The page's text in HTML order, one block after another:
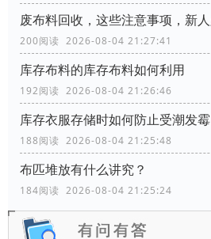
废布料回收，这些注意事项，新
200阅读 2026-08-04 21:27:41
库存布料的库存布料如何利用
192阅读 2026-08-04 21:26:46
库存衣服存储时如何防止受潮发霉
188阅读 2026-08-04 21:25:48
布匹堆放有什么讲究？
184阅读 2026-08-04 21:25:24